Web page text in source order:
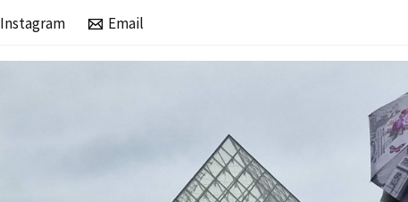
Instagram Email